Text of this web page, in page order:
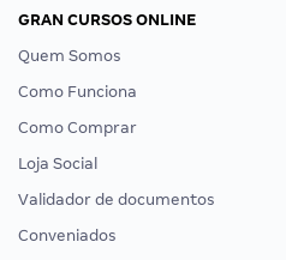
GRAN CURSOS ONLINE
Quem Somos
Como Funciona
Como Comprar
Loja Social
Validador de documentos
Conveniados